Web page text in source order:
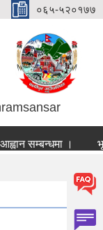
०६५-५२०१७७
सम्बन्धमा ।